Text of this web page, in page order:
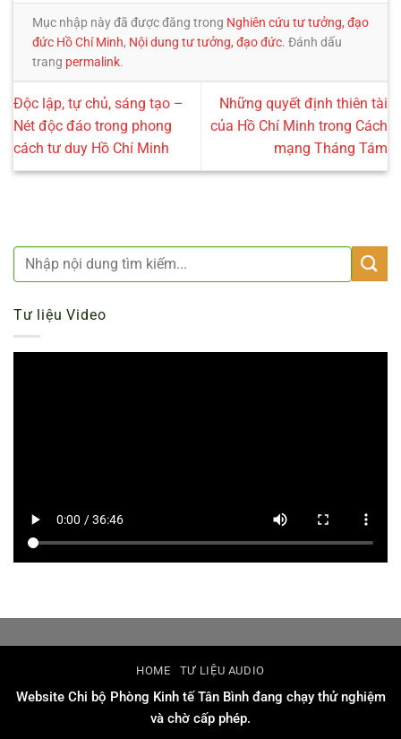
Mục nhập này đã được đăng trong Nghiên cứu tư tưởng, đạo
đức Hồ Chí Minh, Nội dung tư tưởng, đạo đức. Đánh dấu
trang permalink.
Độc lập, tự chủ, sáng tạo –
Nét độc đáo trong phong
cách tư duy Hồ Chí Minh
Những quyết định thiên tài
của Hồ Chí Minh trong Cách
mạng Tháng Tám
Tư liệu Video
HOME TƯ LIỆU AUDIO
Website Chi bộ Phòng Kinh tế Tân Bình đang chạy thử nghiệm
và chờ cấp phép.